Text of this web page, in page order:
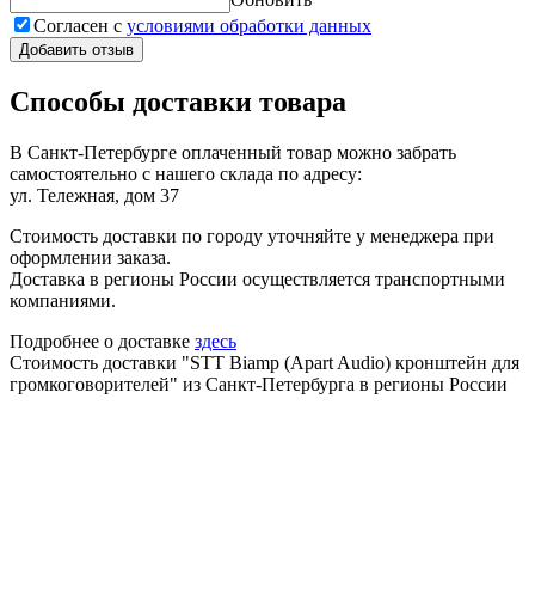
Согласен с условиями обработки данных
Добавить отзыв
Способы доставки товара
В Санкт-Петербурге оплаченный товар можно забрать
самостоятельно с нашего склада по адресу:
ул. Тележная, дом 37
Стоимость доставки по городу уточняйте у менеджера при
оформлении заказа.
Доставка в регионы России осуществляется транспортными
компаниями.
Подробнее о доставке здесь
Стоимость доставки "STT Biamp (Apart Audio) кронштейн для
громкоговорителей" из Санкт-Петербурга в регионы России